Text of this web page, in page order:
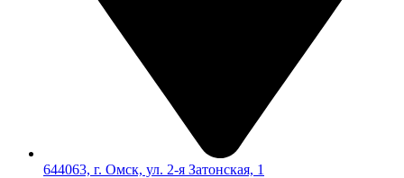
644063, г. Омск, ул. 2-я Затонская, 1